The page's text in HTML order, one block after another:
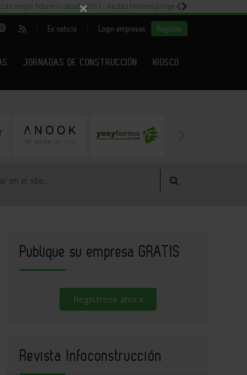
mejor febrero desde 2011 Aedas Homes proyecto Fiora
Es noticia Login empresas Registro
JORNADAS DE CONSTRUCCIÓN KIOSCO
Publique su empresa GRATIS
Regístrese ahora
Revista Infoconstrucción
×